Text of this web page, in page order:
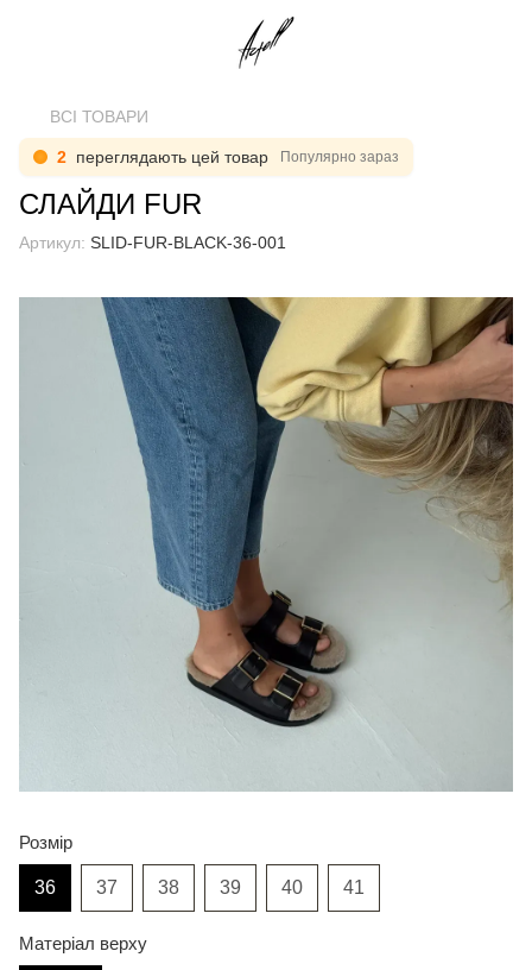
ВСІ ТОВАРИ
2 переглядають цей товар Популярно зараз
СЛАЙДИ FUR
Артикул: SLID-FUR-BLACK-36-001
Розмір
36 37 38 39 40 41
Матеріал верху